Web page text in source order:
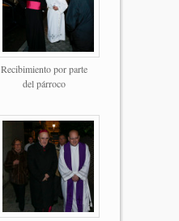
Recibimiento por parte
del párroco